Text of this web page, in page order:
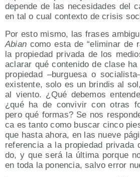
depen­de de las nece­si­da­des del
en tal o cual con­tex­to de cri­sis
Por esto mis­mo, las fra­ses
Abian como esta de eli­mi­nar de
la pro­pie­dad pri­va­da de los
acla­rar qué con­te­ni­do de cla­se
pro­pie­dad –bur­gue­sa o
exis­ten­te, solo es un brin­dis al
al vien­to. ¿Qué debe­mos
¿qué ha de con­vi­vir con otras
pero qué for­mas? Se nos
ca es tan­to como bus­car cin­co
que has­ta aho­ra, en las nue­ve
refe­ren­cia a la pro­pie­dad pri­va­da
do, y que será la últi­ma por­que
en toda la ponen­cia, sal­vo error